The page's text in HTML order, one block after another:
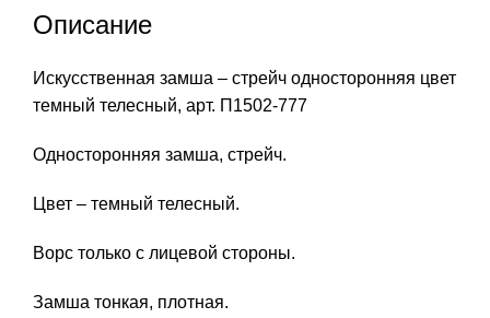
Описание
Искусственная замша – стрейч односторонняя цвет
темный телесный, арт. П1502-777
Односторонняя замша, стрейч.
Цвет – темный телесный.
Ворс только с лицевой стороны.
Замша тонкая, плотная.